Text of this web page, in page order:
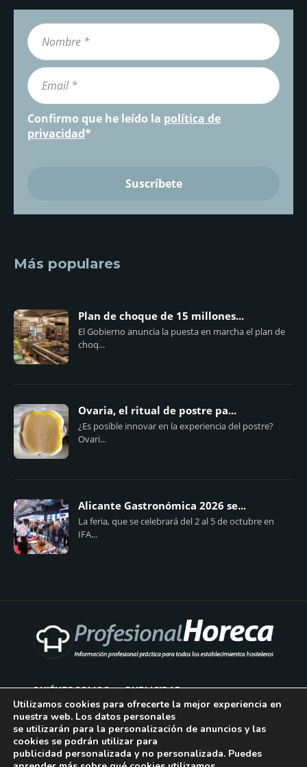
Confirmo que he leído la política de
privacidad*
Más populares
Plan de choque de 15 millones...
El Gobierno anuncia la puesta en marcha el plan de
choq...
Ovaria, el ritual de postre pa...
¿Es posible innovar en la experiencia del postre?
Ovari...
Alicante Gastronómica 2026 se...
La feria, que se celebrará del 2 al 5 de octubre en
IFA...
QUIÉNES SOMOS PUBLICIDAD
AVISO LEGAL
POLÍTICA DE COOKIES
Utilizamos cookies para ofrecerte la mejor experiencia en
nuestra web. Los datos personales
se utilizarán para la personalización de anuncios y las
cookies se podrán utilizar para
publicidad personalizada y no personalizada. Puedes